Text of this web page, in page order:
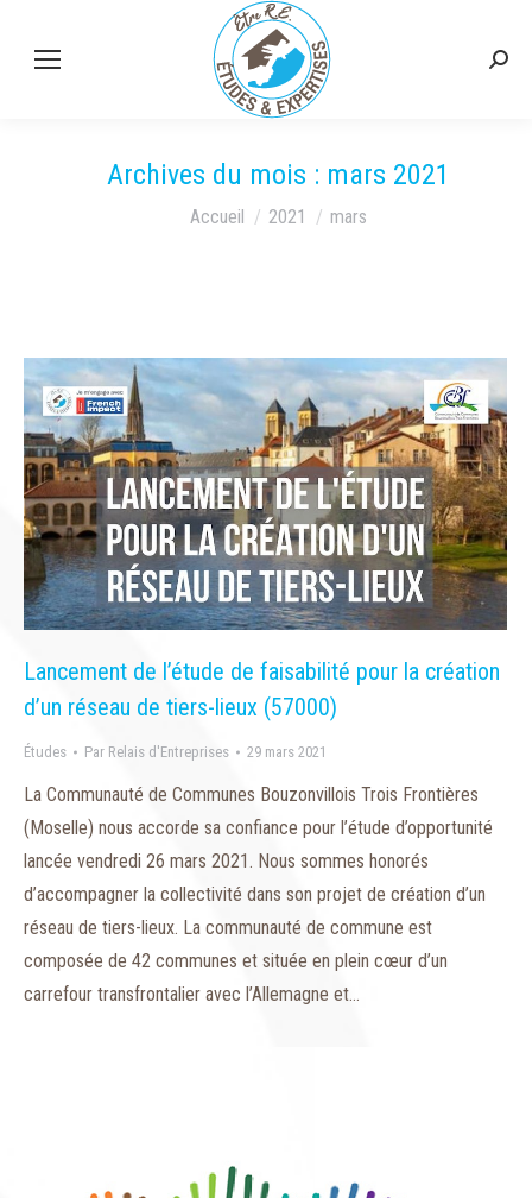
Archives du mois : mars 2021
Vous êtes ici :
Accueil 2021 mars
Lancement de l’étude de faisabilité pour la création
d’un réseau de tiers-lieux (57000)
Études Par Relais d'Entreprises 29 mars 2021
La Communauté de Communes Bouzonvillois Trois Frontières
(Moselle) nous accorde sa confiance pour l’étude d’opportunité
lancée vendredi 26 mars 2021. Nous sommes honorés
d’accompagner la collectivité dans son projet de création d’un
réseau de tiers-lieux. La communauté de commune est
composée de 42 communes et située en plein cœur d’un
carrefour transfrontalier avec l’Allemagne et…